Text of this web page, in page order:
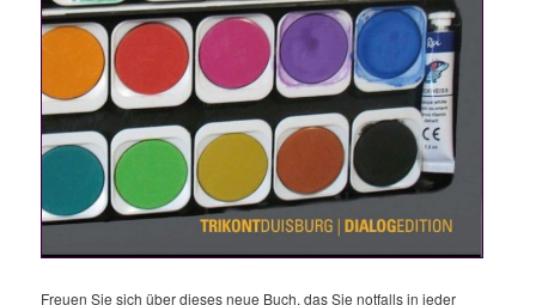
Freuen Sie sich über dieses neue Buch, das Sie notfalls in jeder